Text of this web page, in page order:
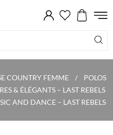
COUNTRY FEMME
POLOS
& ÉLÉGANTS – LAST REBELS
AND DANCE – LAST REBELS